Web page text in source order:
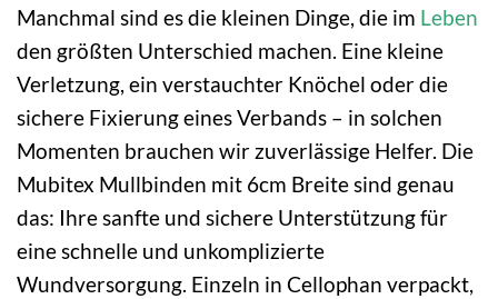
Manchmal sind es die kleinen Dinge, die im Leben
den größten Unterschied machen. Eine kleine
Verletzung, ein verstauchter Knöchel oder die
sichere Fixierung eines Verbands – in solchen
Momenten brauchen wir zuverlässige Helfer. Die
Mubitex Mullbinden mit 6cm Breite sind genau
das: Ihre sanfte und sichere Unterstützung für
eine schnelle und unkomplizierte
Wundversorgung. Einzeln in Cellophan verpackt,